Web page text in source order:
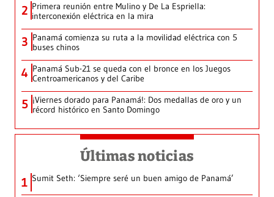
2 Primera reunión entre Mulino y De La Espriella:
interconexión eléctrica en la mira
3 Panamá comienza su ruta a la movilidad eléctrica con 5
buses chinos
4 Panamá Sub-21 se queda con el bronce en los Juegos
Centroamericanos y del Caribe
5 ¡Viernes dorado para Panamá!: Dos medallas de oro y un
récord histórico en Santo Domingo
Últimas noticias
1 Sumit Seth: ‘Siempre seré un buen amigo de Panamá’